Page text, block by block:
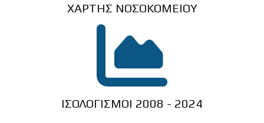
ΧΑΡΤΗΣ ΝΟΣΟΚΟΜΕΙΟΥ
ΙΣΟΛΟΓΙΣΜΟΙ 2008 - 2024